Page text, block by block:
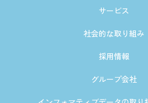
サービス
社会的な取り組み
採用情報
グループ会社